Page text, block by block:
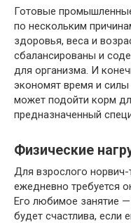
Готовые
по нескольким
здоровья, веса и
сбалансированы и
для организма. И
экономят время и
может подойти корм
предназначенный
Физические
Для взрослого
ежедневно требуется
Его любимое занятие
будет счастлива, если